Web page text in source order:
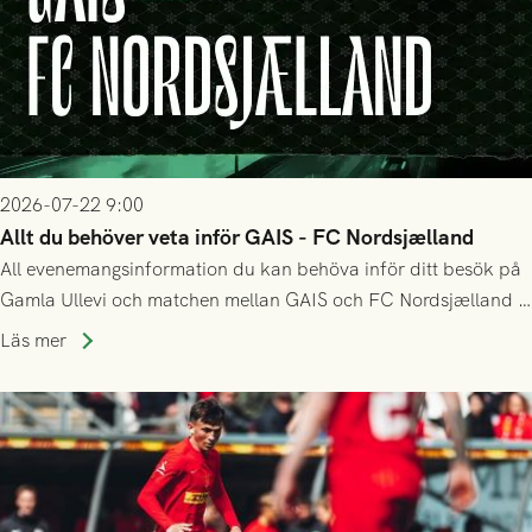
2026-07-22 9:00
Allt du behöver veta inför GAIS - FC Nordsjælland
All evenemangsinformation du kan behöva inför ditt besök på
Gamla Ullevi och matchen mellan GAIS och FC Nordsjælland i
kvalet till Conference League! Avspark kl 19.00 på torsdag
Läs mer